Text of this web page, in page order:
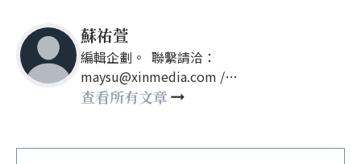
蘇祐萱
編輯企劃。 聯繫請洽：
maysu@xinmedia.com /
may860527@gmail.com
查看所有文章